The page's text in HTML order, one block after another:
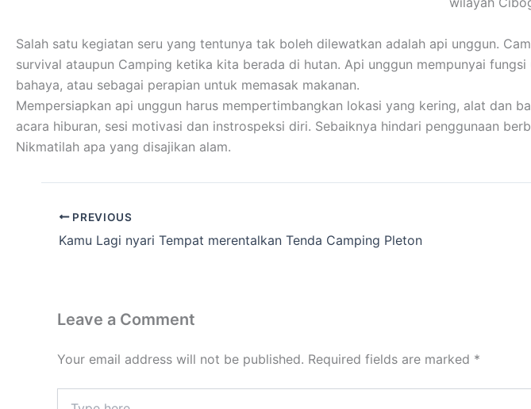
Salah satu kegiatan seru yang tentunya tak boleh dilewatkan adalah api unggun.
survival ataupun Camping ketika kita berada di hutan. Api unggun mempunyai
bahaya, atau sebagai perapian untuk memasak makanan.
Mempersiapkan api unggun harus mempertimbangkan lokasi yang kering, alat dan
acara hiburan, sesi motivasi dan instrospeksi diri. Sebaiknya hindari penggunaan
Nikmatilah apa yang disajikan alam.
PREVIOUS
Kamu Lagi nyari Tempat merentalkan Tenda Camping Pleton
Leave a Comment
Your email address will not be published. Required fields are marked *